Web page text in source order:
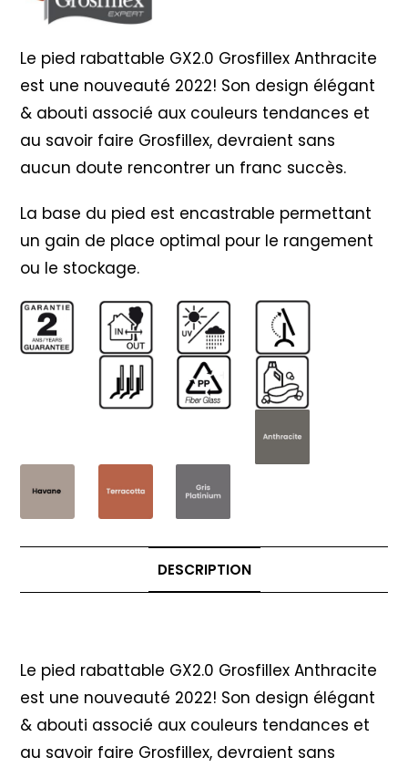
Le pied rabattable GX2.0 Grosfillex Anthracite
est une nouveauté 2022! Son design élégant
& abouti associé aux couleurs tendances et
au savoir faire Grosfillex, devraient sans
aucun doute rencontrer un franc succès.
La base du pied est encastrable permettant
un gain de place optimal pour le rangement
ou le stockage.
DESCRIPTION
Le pied rabattable GX2.0 Grosfillex Anthracite
est une nouveauté 2022! Son design élégant
& abouti associé aux couleurs tendances et
au savoir faire Grosfillex, devraient sans